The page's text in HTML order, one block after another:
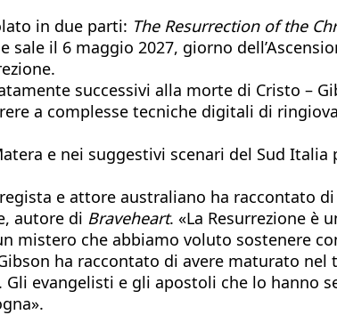
in due parti: The Resurrection of the
il 6 maggio 2027, giorno
successivi alla morte di Cristo –
a complesse tecniche digitali di
e nei suggestivi scenari del Sud
e attore australiano ha raccontato
autore di Braveheart. «La Resurrezione è
mistero che abbiamo voluto sostenere
ha raccontato di avere maturato nel
Gli evangelisti e gli apostoli che lo